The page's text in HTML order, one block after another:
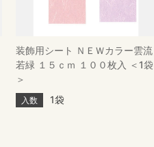
装飾用シート ＮＥＷカラー雲流
若緑 １５ｃｍ １００枚入 ＜1袋
＞
入数 1袋